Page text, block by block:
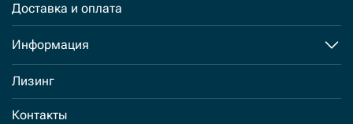
Доставка и оплата
Информация
Лизинг
Контакты